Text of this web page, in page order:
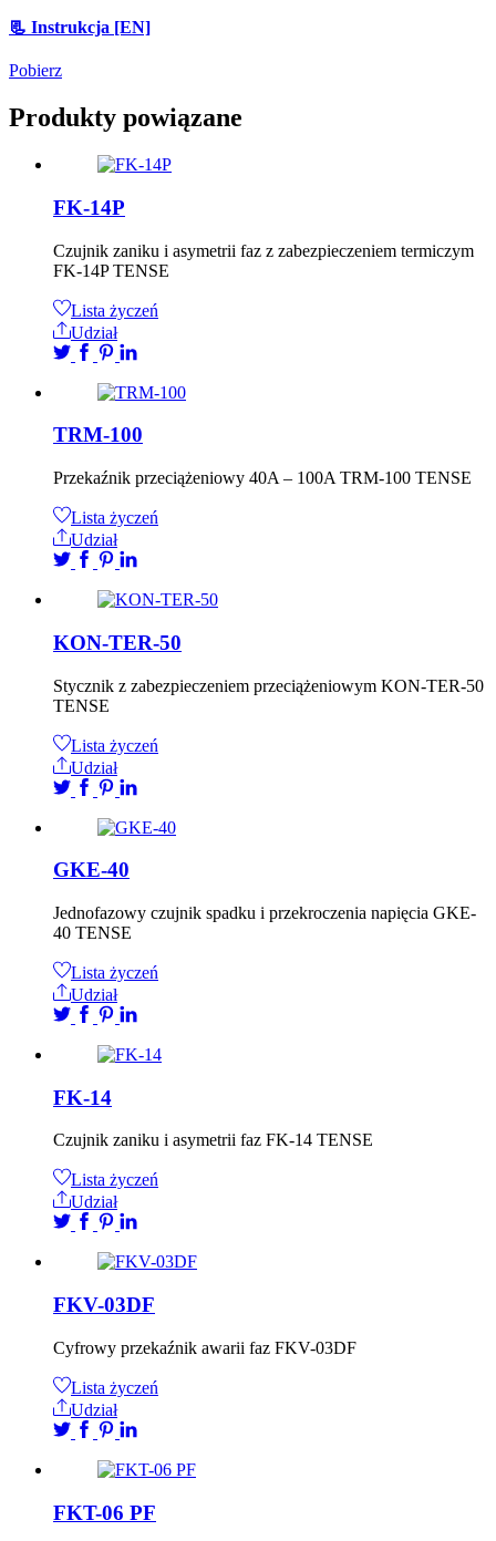
📃 Instrukcja [EN]
Pobierz
Produkty powiązane
FK-14P
Czujnik zaniku i asymetrii faz z zabezpieczeniem termiczym
FK-14P TENSE
Lista życzeń
Udział
TRM-100
Przekaźnik przeciążeniowy 40A – 100A TRM-100 TENSE
Lista życzeń
Udział
KON-TER-50
Stycznik z zabezpieczeniem przeciążeniowym KON-TER-50
TENSE
Lista życzeń
Udział
GKE-40
Jednofazowy czujnik spadku i przekroczenia napięcia GKE-
40 TENSE
Lista życzeń
Udział
FK-14
Czujnik zaniku i asymetrii faz FK-14 TENSE
Lista życzeń
Udział
FKV-03DF
Cyfrowy przekaźnik awarii faz FKV-03DF
Lista życzeń
Udział
FKT-06 PF